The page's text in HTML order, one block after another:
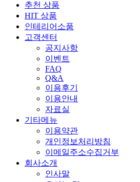
추천 상품
HIT 상품
인테리어소품
고객센터
공지사항
이벤트
FAQ
Q&A
이용후기
이용안내
자료실
기타메뉴
이용약관
개인정보처리방침
이메일주소수집거부
회사소개
인사말